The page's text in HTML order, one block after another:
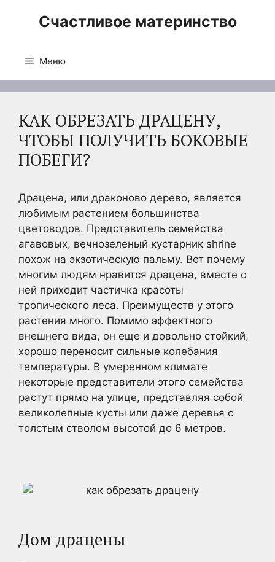
Счастливое материнство
Меню
КАК ОБРЕЗАТЬ ДРАЦЕНУ,
ЧТОБЫ ПОЛУЧИТЬ БОКОВЫЕ
ПОБЕГИ?
Драцена, или драконово дерево, является
любимым растением большинства
цветоводов. Представитель семейства
агавовых, вечнозеленый кустарник shrine
похож на экзотическую пальму. Вот почему
многим людям нравится драцена, вместе с
ней приходит частичка красоты
тропического леса. Преимуществ у этого
растения много. Помимо эффектного
внешнего вида, он еще и довольно стойкий,
хорошо переносит сильные колебания
температуры. В умеренном климате
некоторые представители этого семейства
растут прямо на улице, представляя собой
великолепные кусты или даже деревья с
толстым стволом высотой до 6 метров.
Дом драцены